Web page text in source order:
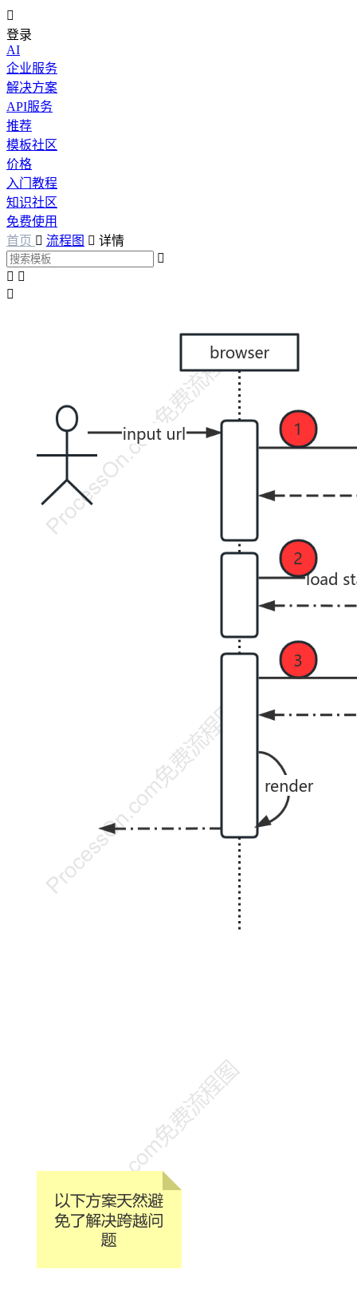

登录
AI
企业服务
解决方案
API服务
推荐
模板社区
价格
入门教程
知识社区
免费使用
首页  流程图  详情

 
